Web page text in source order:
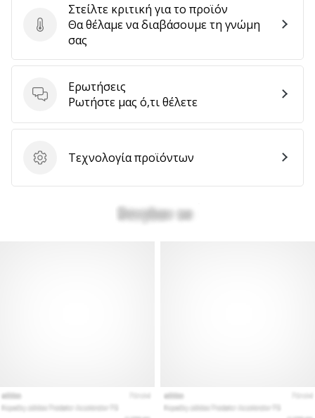
Στείλτε κριτική για το προϊόν
Στείλτε κριτική για το προϊόν
Θα θέλαμε να διαβάσουμε τη γνώμη
σας
Ερωτήσεις
Ερωτήσεις
Ρωτήστε μας ό,τι θέλετε
Τεχνολογία προϊόντων
Τεχνολογία προϊόντων